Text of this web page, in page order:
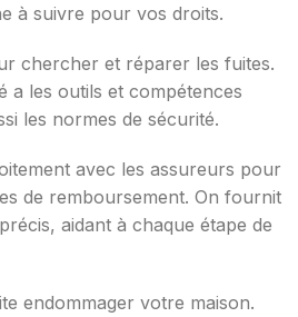
à suivre pour vos droits.
chercher et réparer les fuites.
a les outils et compétences
les normes de sécurité.
avec les assureurs pour
de remboursement. On fournit
aidant à chaque étape de
endommager votre maison.